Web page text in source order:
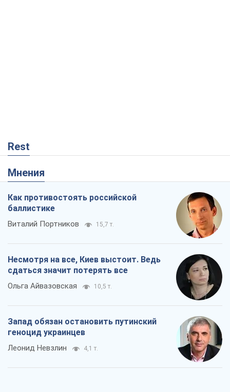
Rest
Мнения
Как противостоять российской
баллистике
Виталий Портников 15,7 т.
Несмотря на все, Киев выстоит. Ведь
сдаться значит потерять все
Ольга Айвазовская 10,5 т.
Запад обязан остановить путинский
геноцид украинцев
Леонид Невзлин 4,1 т.